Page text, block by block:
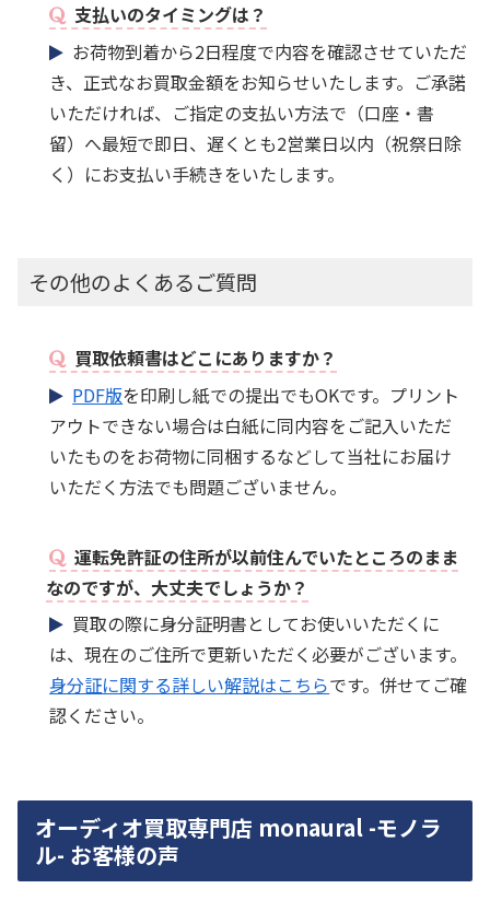
支払いのタイミングは？
お荷物到着から2日程度で内容を確認させていただ
き、正式なお買取金額をお知らせいたします。ご承諾
いただければ、ご指定の支払い方法で（口座・書
留）へ最短で即日、遅くとも2営業日以内（祝祭日除
く）にお支払い手続きをいたします。
その他のよくあるご質問
買取依頼書はどこにありますか？
PDF版を印刷し紙での提出でもOKです。プリント
アウトできない場合は白紙に同内容をご記入いただ
いたものをお荷物に同梱するなどして当社にお届け
いただく方法でも問題ございません。
運転免許証の住所が以前住んでいたところのまま
なのですが、大丈夫でしょうか？
買取の際に身分証明書としてお使いいただくに
は、現在のご住所で更新いただく必要がございます。
身分証に関する詳しい解説はこちらです。併せてご確
認ください。
オーディオ買取専門店 monaural -モノラ
ル- お客様の声